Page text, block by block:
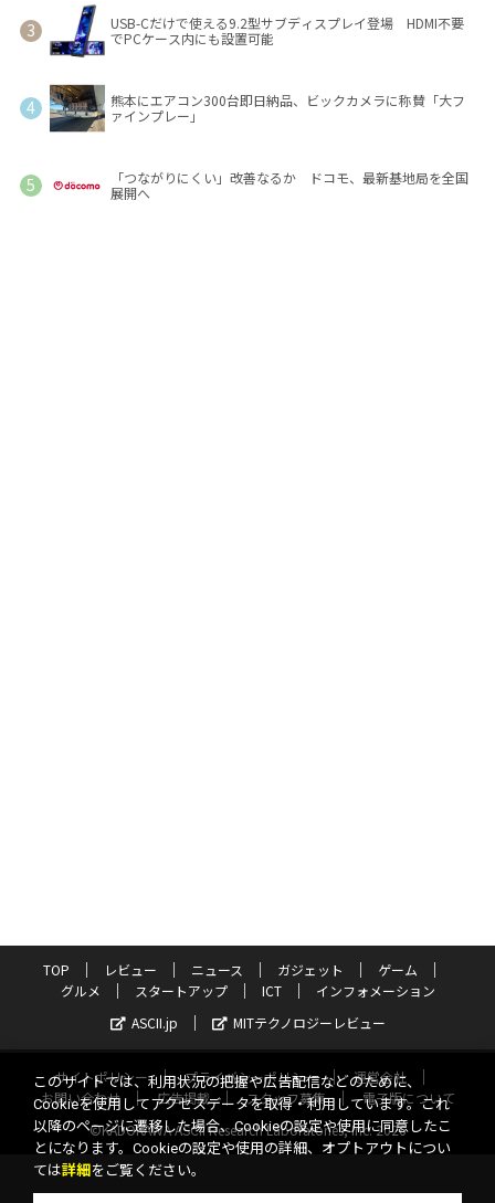
USB-Cだけで使える9.2型サブディスプレイ登場 HDMI不要
でPCケース内にも設置可能
熊本にエアコン300台即日納品、ビックカメラに称賛「大フ
ァインプレー」
「つながりにくい」改善なるか ドコモ、最新基地局を全国
展開へ
TOP レビュー ニュース ガジェット
ゲーム
グルメ
スタートアップ ICT
インフォメーション
ASCII.jp
MITテクノロジーレビュー
サイトポリシー プライバシーポリシー
運営会社
お問い合わせ
広告掲載 スタッフ募集
電子版について
©KADOKAWA ASCII Research Laboratories, Inc. 2026
このサイトでは、利用状況の把握や広告配信などのために、
Cookieを使用してアクセスデータを取得・利用しています。これ
以降のページに遷移した場合、Cookieの設定や使用に同意したこ
とになります。Cookieの設定や使用の詳細、オプトアウトについ
ては詳細 をご覧ください。